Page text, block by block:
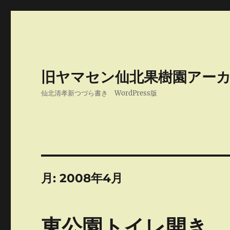
旧ヤマセン仙北果樹園アー
仙北清孝新つづら書き WordPress版
月:2008年4月